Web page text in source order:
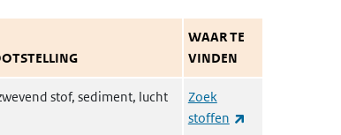
WAAR TE
VINDEN
stof, sediment, lucht
Zoek
stoffen